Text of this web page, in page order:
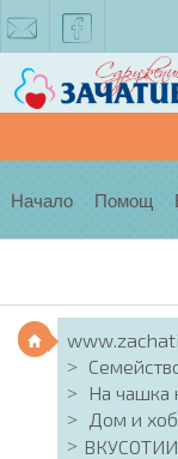
facebook
Начало Помощ
На чашка
Дом и
ВКУСОТИИ